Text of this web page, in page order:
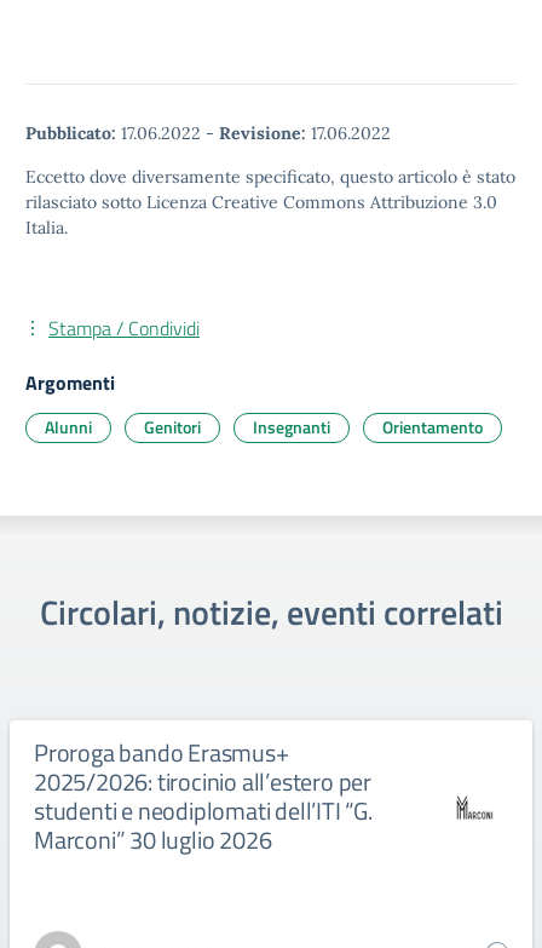
Pubblicato: 17.06.2022 - Revisione: 17.06.2022
Eccetto dove diversamente specificato, questo articolo è stato
rilasciato sotto Licenza Creative Commons Attribuzione 3.0
Italia.
Stampa / Condividi
Argomenti
Alunni Genitori Insegnanti Orientamento
Circolari, notizie, eventi correlati
Proroga bando Erasmus+
2025/2026: tirocinio all’estero per
studenti e neodiplomati dell’ITI “G.
Marconi” 30 luglio 2026